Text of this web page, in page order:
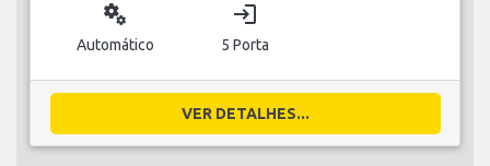
miscellaneous_services
Automático
login
5 Porta
VER DETALHES...